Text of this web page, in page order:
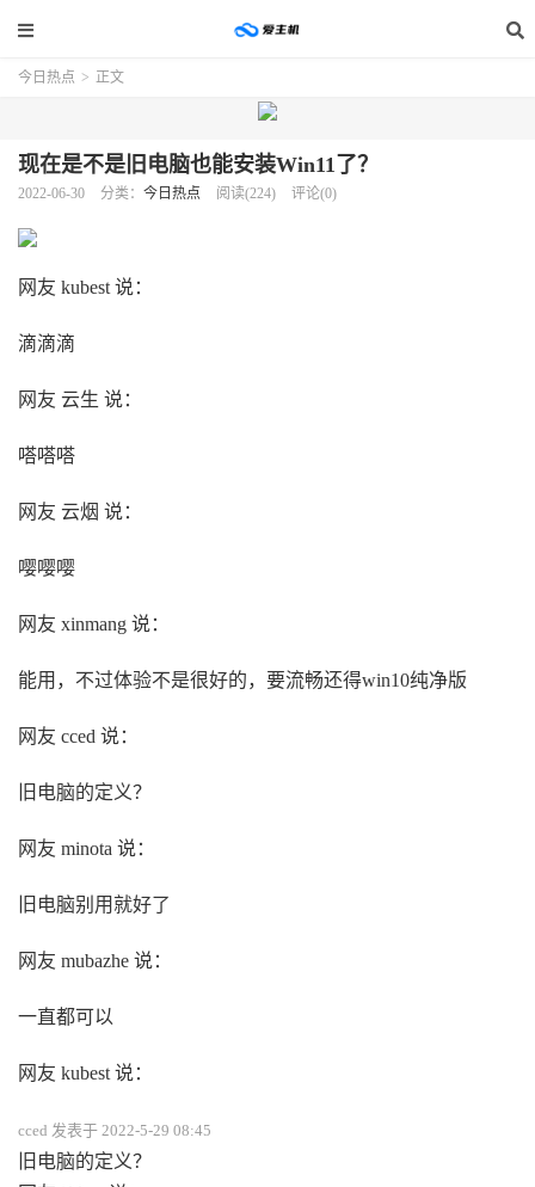
今日热点 > 正文
现在是不是旧电脑也能安装Win11了？
2022-06-30 分类： 今日热点 阅读(224) 评论(0)
网友 kubest 说：
滴滴滴
网友 云生 说：
嗒嗒嗒
网友 云烟 说：
嘤嘤嘤
网友 xinmang 说：
能用，不过体验不是很好的，要流畅还得win10纯净版
网友 cced 说：
旧电脑的定义？
网友 minota 说：
旧电脑别用就好了
网友 mubazhe 说：
一直都可以
网友 kubest 说：
cced 发表于 2022-5-29 08:45
旧电脑的定义？